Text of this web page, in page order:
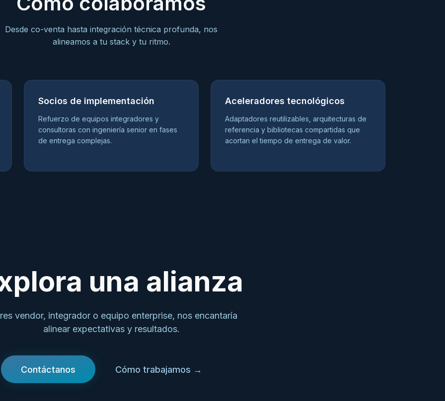
Desde co-venta hasta integración técnica profunda, nos
alineamos a tu stack y tu ritmo.
Socios de implementación
Refuerzo de equipos integradores y
consultoras con ingeniería senior en fases
de entrega complejas.
Aceleradores tecnológicos
Adaptadores reutilizables, arquitecturas de
referencia y bibliotecas compartidas que
acortan el tiempo de entrega de valor.
una alianza
vendor, integrador o equipo enterprise, nos encantaría
alinear expectativas y resultados.
Contáctanos Cómo trabajamos →